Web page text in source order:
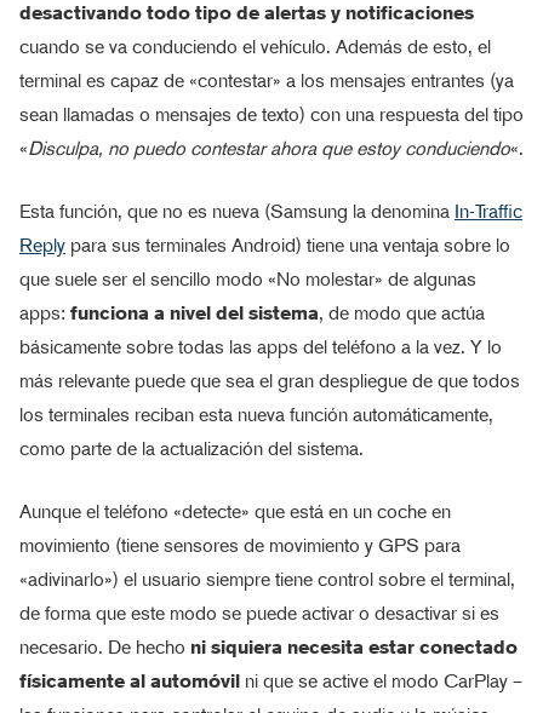
desactivando todo tipo de alertas y notificaciones
cuando se va conduciendo el vehículo. Además de esto, el
terminal es capaz de «contestar» a los mensajes entrantes (ya
sean llamadas o mensajes de texto) con una respuesta del tipo
«Disculpa, no puedo contestar ahora que estoy conduciendo«.
Esta función, que no es nueva (Samsung la denomina In-Traffic
Reply para sus terminales Android) tiene una ventaja sobre lo
que suele ser el sencillo modo «No molestar» de algunas
apps: funciona a nivel del sistema, de modo que actúa
básicamente sobre todas las apps del teléfono a la vez. Y lo
más relevante puede que sea el gran despliegue de que todos
los terminales reciban esta nueva función automáticamente,
como parte de la actualización del sistema.
Aunque el teléfono «detecte» que está en un coche en
movimiento (tiene sensores de movimiento y GPS para
«adivinarlo») el usuario siempre tiene control sobre el terminal,
de forma que este modo se puede activar o desactivar si es
necesario. De hecho ni siquiera necesita estar conectado
físicamente al automóvil ni que se active el modo CarPlay –